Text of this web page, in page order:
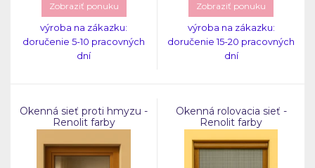
Zobraziť ponuku
výroba na zákazku:
doručenie 5-10 pracovných
dní
Zobraziť ponuku
výroba na zákazku:
doručenie 15-20 pracovných
dní
Okenná sieť proti hmyzu -
Renolit farby
Okenná rolovacia sieť -
Renolit farby